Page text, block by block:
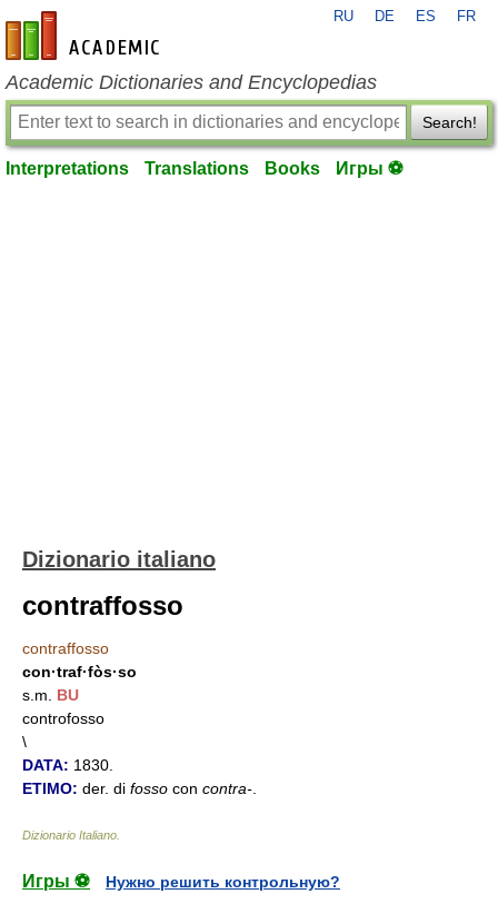
en-academic.com
RU DE ES FR
Academic Dictionaries and Encyclopedias
Search!
Interpretations Translations Books Игры ⚽
Dizionario italiano
contraffosso
contraffosso
con·traf·fòs·so
s.m. BU
controfosso
\
DATA: 1830.
ETIMO: der. di fosso con contra-
Dizionario Italiano
Игры ⚽
Нужно решить контрольную?